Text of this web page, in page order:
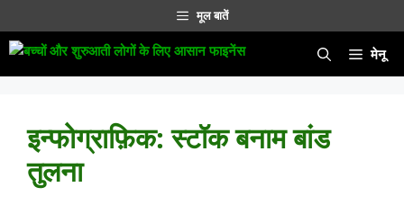
पर
जाएं
मूल बातें
मेनू
इन्फोग्राफ़िक: स्टॉक बनाम बांड
तुलना